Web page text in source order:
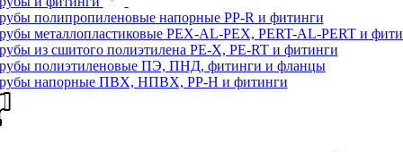
полипропиленовые напорные PP-R и фитинги
металлопластиковые PEX-AL-PEX, PERT-AL-PERT и
из сшитого полиэтилена PE-X, PE-RT и фитинги
полиэтиленовые ПЭ, ПНД, фитинги и фланцы
напорные ПВХ, НПВХ, PP-H и фитинги